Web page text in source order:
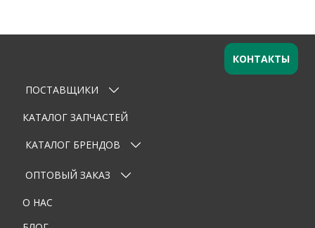
Оставьте заявку
Ваше имя
Email
Телефон
ПОСТАВЩИКИ
КАТАЛОГ ЗАПЧАСТЕЙ
КАТАЛОГ БРЕНДОВ
ОПТОВЫЙ ЗАКАЗ
О НАС
КОНТАКТЫ